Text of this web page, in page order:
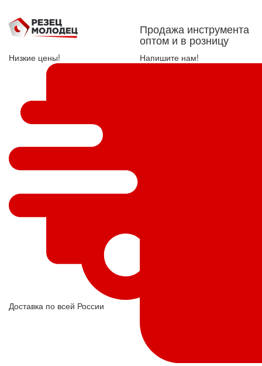
Продажа инструмента
оптом и в розницу
Низкие цены!
Доставка по всей России
Напишите нам!